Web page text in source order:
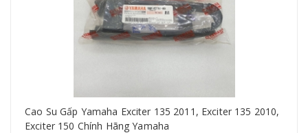
Cao Su Gấp Yamaha Exciter 135 2011, Exciter 135 2010,
Exciter 150 Chính Hãng Yamaha